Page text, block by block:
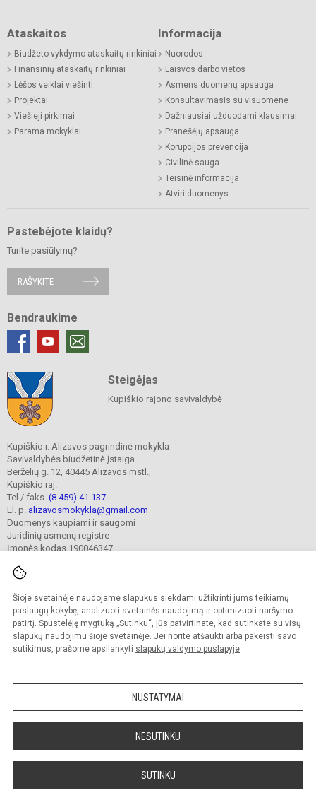
Šioje svetainėje naudojame slapukus siekdami užtikrinti jums teikiamų
paslaugų kokybę, analizuoti svetainės naudojimą ir optimizuoti naršymo
patirtį. Spustelėję mygtuką „Sutinku“, jūs patvirtinate, kad sutinkate su visų
slapukų naudojimu šioje svetainėje. Jei norite atšaukti arba pakeisti savo
sutikimus, prašome apsilankyti slapukų valdymo puslapyje.
NUSTATYMAI
NESUTINKU
SUTINKU
Ataskaitos
Biudžeto vykdymo ataskaitų rinkiniai
Finansinių ataskaitų rinkiniai
Lėšos veiklai viešinti
Projektai
Viešieji pirkimai
Parama mokyklai
Informacija
Nuorodos
Laisvos darbo vietos
Asmens duomenų apsauga
Konsultavimasis su visuomene
Dažniausiai užduodami klausimai
Pranešėjų apsauga
Korupcijos prevencija
Civilinė sauga
Teisinė informacija
Atviri duomenys
Pastebėjote klaidų?
Turite pasiūlymų?
RAŠYKITE
Bendraukime
Steigėjas
Kupiškio rajono savivaldybė
Kupiškio r. Alizavos pagrindinė mokykla
Savivaldybės biudžetinė įstaiga
Berželių g. 12, 40445 Alizavos mstl.,
Kupiškio raj.
Tel./ faks. (8 459) 41 137
El. p. alizavosmokykla@gmail.com
Duomenys kaupiami ir saugomi
Juridinių asmenų registre
Įmonės kodas 190046347
© 2023. Kupiškio r. Alizavos pagrindinė mokykla. Visos teisės saugomos.
Kopijuoti turinį be raštiško įstaigos administracijos sutikimo griežtai draudžiama.
Prieinamumo paraiška Slapukų valdymas
Sumanus būdas atnaujinti